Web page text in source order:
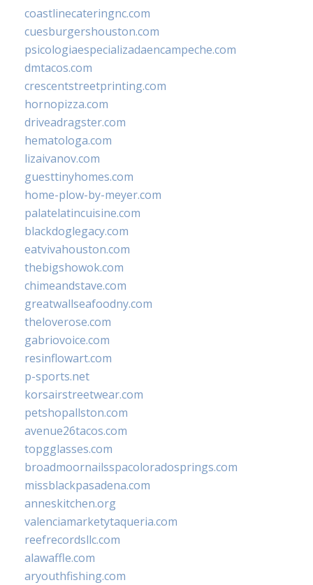
coastlinecateringnc.com
cuesburgershouston.com
psicologiaespecializadaencampeche.com
dmtacos.com
crescentstreetprinting.com
hornopizza.com
driveadragster.com
hematologa.com
lizaivanov.com
guesttinyhomes.com
home-plow-by-meyer.com
palatelatincuisine.com
blackdoglegacy.com
eatvivahouston.com
thebigshowok.com
chimeandstave.com
greatwallseafoodny.com
theloverose.com
gabriovoice.com
resinflowart.com
p-sports.net
korsairstreetwear.com
petshopallston.com
avenue26tacos.com
topgglasses.com
broadmoornailsspacoloradosprings.com
missblackpasadena.com
anneskitchen.org
valenciamarketytaqueria.com
reefrecordsllc.com
alawaffle.com
aryouthfishing.com